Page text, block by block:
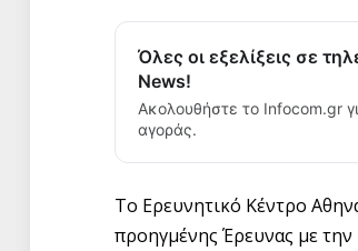
Όλες οι εξελίξεις σε
News!
Ακολουθήστε το Infocom.gr
αγοράς.
Το Ερευνητικό Κέντρο
προηγμένης Έρευνας με την